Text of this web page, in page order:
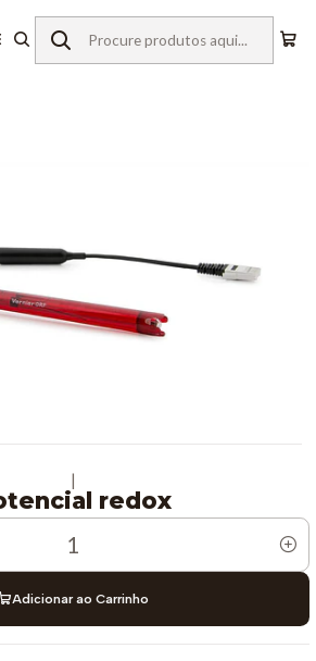
Laboratório Vernier
Sensores c/ Fios
Potencial redox
|
redox
Adicionar ao Carrinho